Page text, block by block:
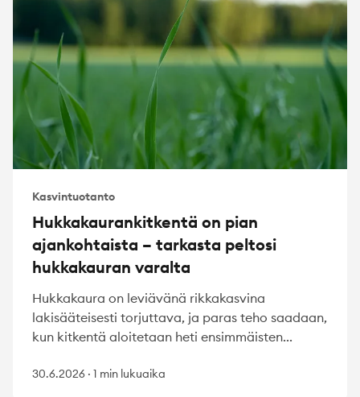
Kasvintuotanto
Hukkakaurankitkentä on pian
ajankohtaista – tarkasta peltosi
hukkakauran varalta
Hukkakaura on leviävänä rikkakasvina
lakisääteisesti torjuttava, ja paras teho saadaan,
kun kitkentä aloitetaan heti ensimmäisten...
30.6.2026 · 1 min lukuaika